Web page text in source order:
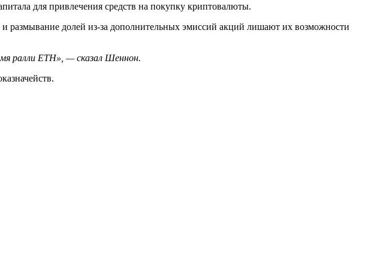
для привлечения средств на покупку криптовалюты.
размывание долей из-за дополнительных эмиссий акций лишают их возможности
ралли ETH», — сказал Шеннон.